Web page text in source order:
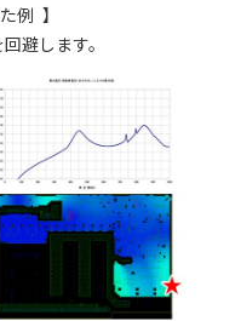
例 】
避します。